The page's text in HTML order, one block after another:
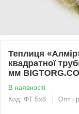
Теплиця
квадратної
мм
В наявності
Код: ФТ 5x8
Опт і